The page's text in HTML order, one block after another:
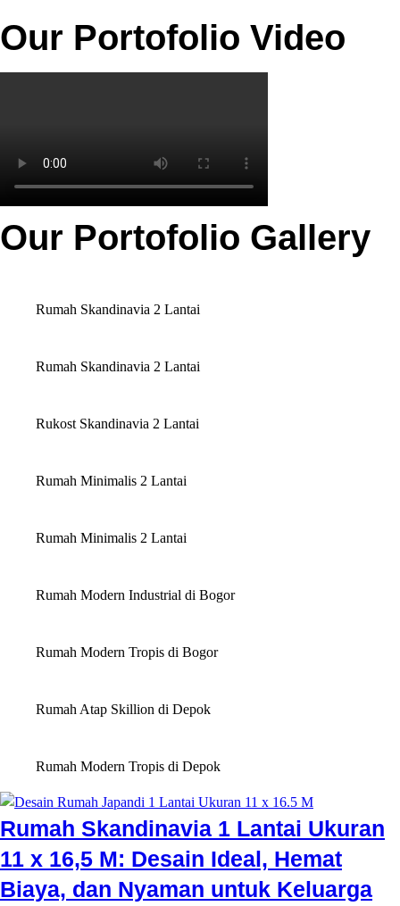
Our Portofolio Video
Our Portofolio Gallery
Rumah Skandinavia 2 Lantai
Rumah Skandinavia 2 Lantai
Rukost Skandinavia 2 Lantai
Rumah Minimalis 2 Lantai
Rumah Minimalis 2 Lantai
Rumah Modern Industrial di Bogor
Rumah Modern Tropis di Bogor
Rumah Atap Skillion di Depok
Rumah Modern Tropis di Depok
Rumah Skandinavia 1 Lantai Ukuran
11 x 16,5 M: Desain Ideal, Hemat
Biaya, dan Nyaman untuk Keluarga